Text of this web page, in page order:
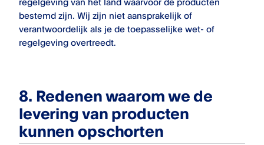
bestemd zijn. Wij zijn niet aansprakelijk of
verantwoordelijk als je de toepasselijke wet- of
regelgeving overtreedt.
8. Redenen waarom we de
levering van producten
kunnen opschorten